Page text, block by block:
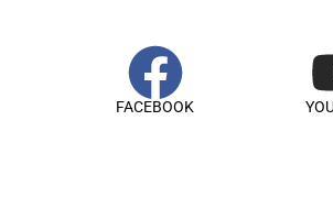
FACEBOOK